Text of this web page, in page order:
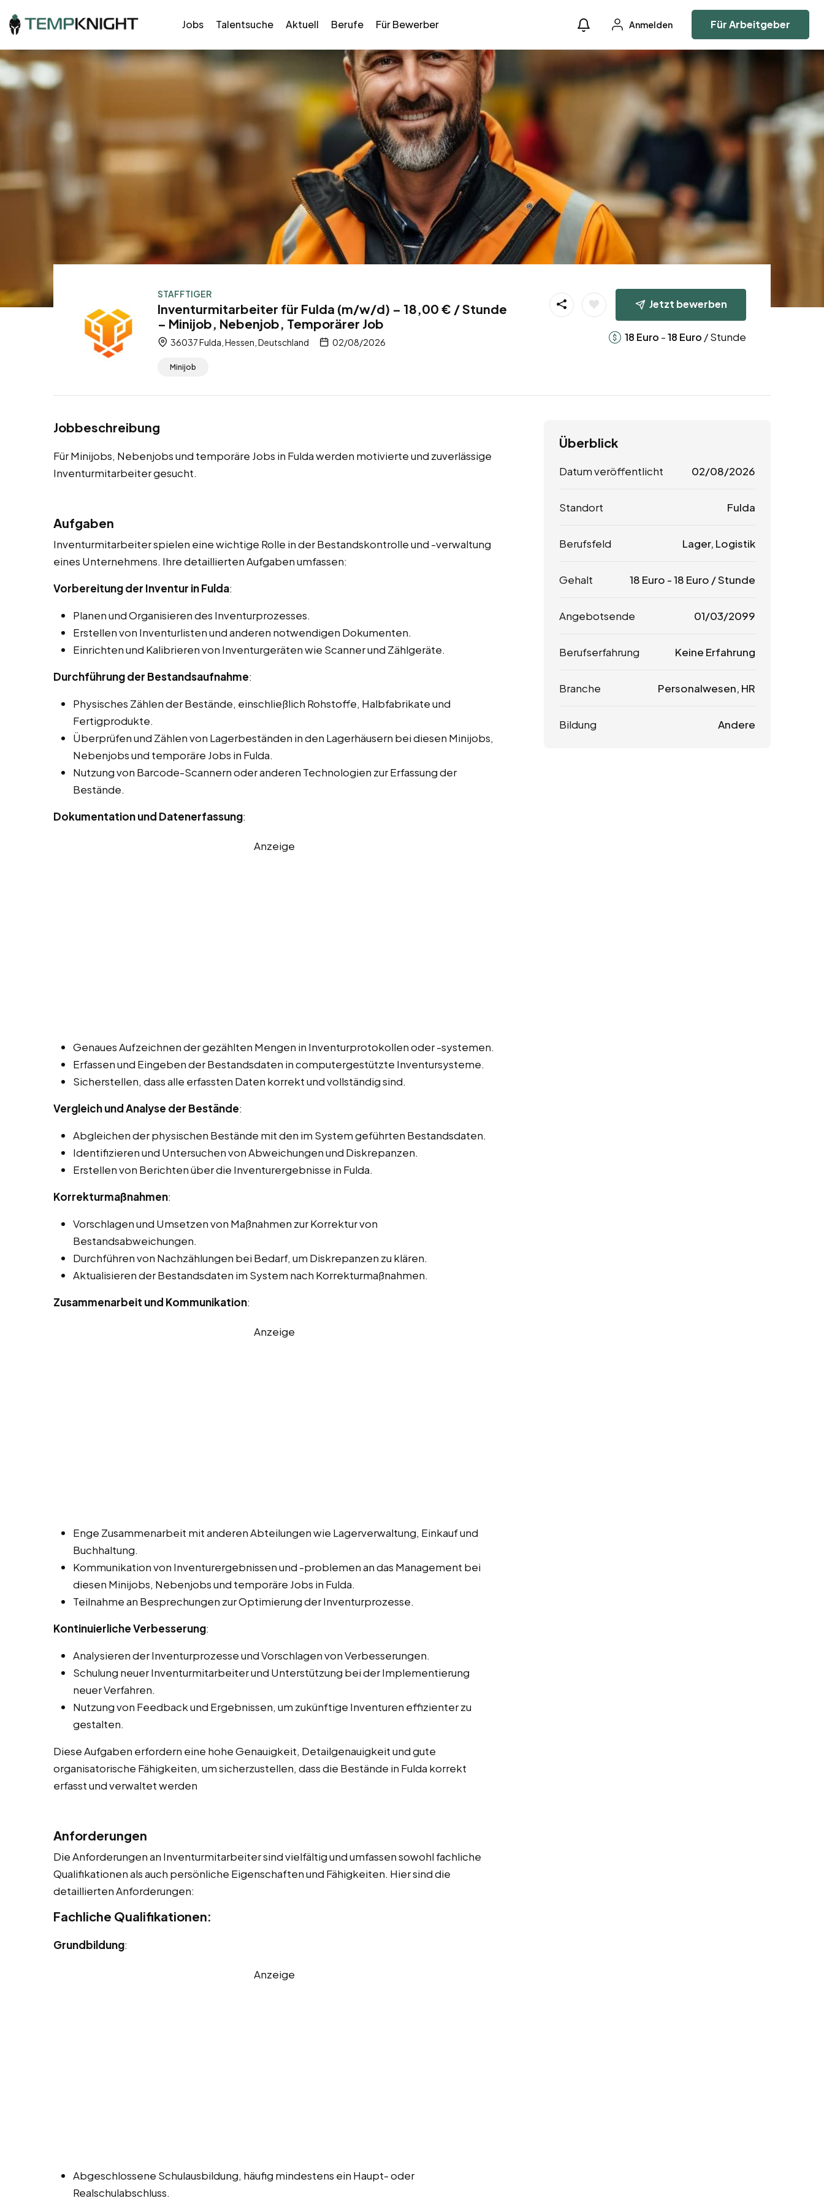
Jobs Talentsuche Aktuell Berufe Für Bewerber Anmelden Für Arbeitgeber
STAFFTIGER
Inventurmitarbeiter für Fulda (m/w/d) – 18,00 € / Stunde
– Minijob, Nebenjob, Temporärer Job
36037 Fulda, Hessen, Deutschland 02/08/2026
Minijob
Jetzt bewerben
18 Euro -18 Euro / Stunde
Jobbeschreibung
Für Minijobs, Nebenjobs und temporäre Jobs in Fulda werden motivierte und zuverlässige
Inventurmitarbeiter gesucht.
Aufgaben
Inventurmitarbeiter spielen eine wichtige Rolle in der Bestandskontrolle und -verwaltung
eines Unternehmens. Ihre detaillierten Aufgaben umfassen:
Vorbereitung der Inventur in Fulda:
Planen und Organisieren des Inventurprozesses.
Erstellen von Inventurlisten und anderen notwendigen Dokumenten.
Einrichten und Kalibrieren von Inventurgeräten wie Scanner und Zählgeräte.
Durchführung der Bestandsaufnahme:
Physisches Zählen der Bestände, einschließlich Rohstoffe, Halbfabrikate und
Fertigprodukte.
Überprüfen und Zählen von Lagerbeständen in den Lagerhäusern bei diesen Minijobs,
Nebenjobs und temporäre Jobs in Fulda.
Nutzung von Barcode-Scannern oder anderen Technologien zur Erfassung der
Bestände.
Dokumentation und Datenerfassung:
Anzeige
Genaues Aufzeichnen der gezählten Mengen in Inventurprotokollen oder -systemen.
Erfassen und Eingeben der Bestandsdaten in computergestützte Inventursysteme.
Sicherstellen, dass alle erfassten Daten korrekt und vollständig sind.
Vergleich und Analyse der Bestände:
Abgleichen der physischen Bestände mit den im System geführten Bestandsdaten.
Identifizieren und Untersuchen von Abweichungen und Diskrepanzen.
Erstellen von Berichten über die Inventurergebnisse in Fulda.
Korrekturmaßnahmen:
Vorschlagen und Umsetzen von Maßnahmen zur Korrektur von
Bestandsabweichungen.
Durchführen von Nachzählungen bei Bedarf, um Diskrepanzen zu klären.
Aktualisieren der Bestandsdaten im System nach Korrekturmaßnahmen.
Zusammenarbeit und Kommunikation:
Anzeige
Enge Zusammenarbeit mit anderen Abteilungen wie Lagerverwaltung, Einkauf und
Buchhaltung.
Kommunikation von Inventurergebnissen und -problemen an das Management bei
diesen Minijobs, Nebenjobs und temporäre Jobs in Fulda.
Teilnahme an Besprechungen zur Optimierung der Inventurprozesse.
Kontinuierliche Verbesserung:
Analysieren der Inventurprozesse und Vorschlagen von Verbesserungen.
Schulung neuer Inventurmitarbeiter und Unterstützung bei der Implementierung
neuer Verfahren.
Nutzung von Feedback und Ergebnissen, um zukünftige Inventuren effizienter zu
gestalten.
Diese Aufgaben erfordern eine hohe Genauigkeit, Detailgenauigkeit und gute
organisatorische Fähigkeiten, um sicherzustellen, dass die Bestände in Fulda korrekt
erfasst und verwaltet werden
Anforderungen
Die Anforderungen an Inventurmitarbeiter sind vielfältig und umfassen sowohl fachliche
Qualifikationen als auch persönliche Eigenschaften und Fähigkeiten. Hier sind die
detaillierten Anforderungen:
Fachliche Qualifikationen:
Grundbildung:
Anzeige
Abgeschlossene Schulausbildung, häufig mindestens ein Haupt- oder
Realschulabschluss.
Überblick
Datum veröffentlicht 02/08/2026
Standort Fulda
Berufsfeld Lager, Logistik
Gehalt 18 Euro -18 Euro / Stunde
Angebotsende 01/03/2099
Berufserfahrung Keine Erfahrung
Branche Personalwesen, HR
Bildung Andere